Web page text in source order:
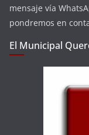
mensaje vía
pondremos en
El Municipal